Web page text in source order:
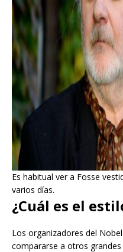
Es habitual ver a Fosse
varios días.
¿Cuál es el
Los organizadores del
compararse a otros